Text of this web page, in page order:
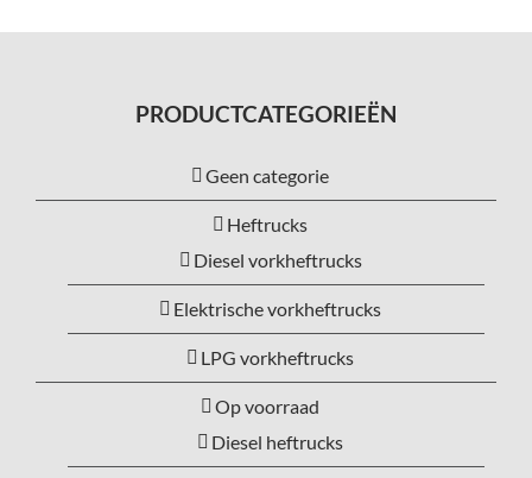
PRODUCTCATEGORIEËN
Geen categorie
Heftrucks
Diesel vorkheftrucks
Elektrische vorkheftrucks
LPG vorkheftrucks
Op voorraad
Diesel heftrucks